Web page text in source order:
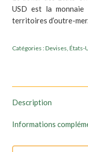
USD est la
territoires d’outre-
Catégories :Devises, États-
Description
Informations